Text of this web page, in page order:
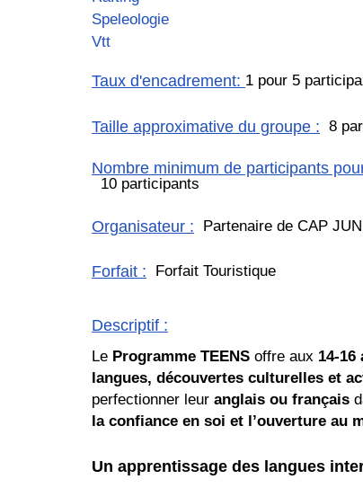
Speleologie
Vtt
Taux d'encadrement: 1 pour 5
Taille approximative du groupe : 8
Nombre minimum de participants
10 participants
Organisateur : Partenaire de CAP
Forfait : Forfait Touristique
Descriptif :
Le Programme TEENS offre aux 14-16
langues, découvertes culturelles et
perfectionner leur anglais ou français
la confiance en soi et l’ouverture au
Un apprentissage des langues